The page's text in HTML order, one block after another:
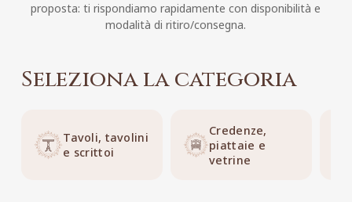
proposta: ti rispondiamo rapidamente con disponibilità e
modalità di ritiro/consegna.
Seleziona la categoria
Tavoli, tavolini
e scrittoi
Credenze,
piattaie e
vetrine